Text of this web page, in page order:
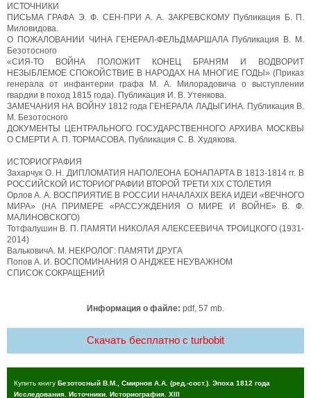
ИСТОЧНИКИ
ПИСЬМА ГРАФА Э. Ф. СЕН-ПРИ А. А. ЗАКРЕВСКОМУ Публикация Б. П.
Миловидова.
О ПОЖАЛОВАНИИ ЧИНА ГЕНЕРАЛ-ФЕЛЬДМАРШАЛА Публикация В. М.
Безотосного
«СИЯ-ТО ВОЙНА ПОЛОЖИТ КОНЕЦ БРАНЯМ И ВОДВОРИТ
НЕЗЫБЛЕМОЕ СПОКОЙСТВИЕ В НАРОДАХ НА МНОГИЕ ГОДЫ» (Приказ
генерала от инфантерии графа М. А. Милорадовича о выступлении
гвардии в поход 1815 года). Публикация И. В. Утенкова.
ЗАМЕЧАНИЯ НА ВОЙНУ 1812 года ГЕНЕРАЛА ЛАДЫГИНА. Публикация В.
М. Безотосного
ДОКУМЕНТЫ ЦЕНТРАЛЬНОГО ГОСУДАРСТВЕННОГО АРХИВА МОСКВЫ
О СМЕРТИ А. П. ТОРМАСОВА. Публикация С. В. Худякова.
ИСТОРИОГРАФИЯ
Захарчук О. Н. ДИПЛОМАТИЯ НАПОЛЕОНА БОНАПАРТА В 1813-1814 гг. В
РОССИЙСКОЙ ИСТОРИОГРАФИИ ВТОРОЙ ТРЕТИ XIX СТОЛЕТИЯ
Орлов А. А. ВОСПРИЯТИЕ В РОССИИ НАЧАЛАXIX ВЕКА ИДЕИ «ВЕЧНОГО
МИРА» (НА ПРИМЕРЕ «РАССУЖДЕНИЯ О МИРЕ И ВОЙНЕ» В. Ф.
МАЛИНОВСКОГО)
Тотфалушин В. П. ПАМЯТИ НИКОЛАЯ АЛЕКСЕЕВИЧА ТРОИЦКОГО (1931-
2014)
ВальковичА. М. НЕКРОЛОГ: ПАМЯТИ ДРУГА
Попов А. И. ВОСПОМИНАНИЯ О АНДЖЕЕ НЕУВАЖНОМ
СПИСОК СОКРАЩЕНИЙ
Информация о файле: pdf, 57 mb.
Скачать бесплатно c turbobit
Купить книгу Безотосный В.М., Смирнов А.А. (ред.-сост.). Эпоха 1812 года
Исследования. Источники. Историография. XIII